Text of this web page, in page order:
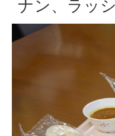
ナン、ラッ